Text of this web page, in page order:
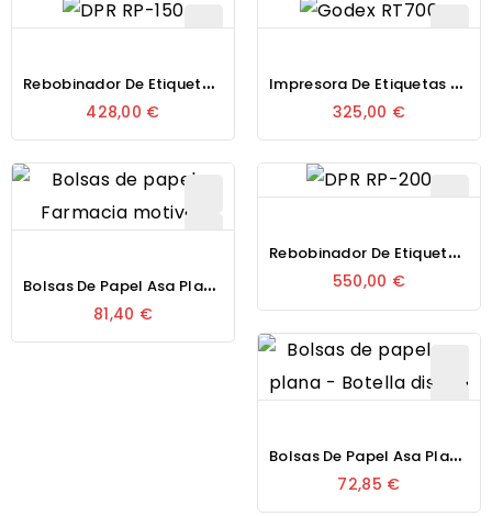
R
Ebobinador De Etiquetas Sobremesa DPR RP-150
428,00 €
I
Mpresora De Etiquetas Térmica Godex RT700
325,00 €
B
Olsas De Papel Asa Plana - Farmacia Diseño
81,40 €
R
Ebobinador De Etiquetas Sobremesa DPR RP-200
550,00 €
B
Olsas De Papel Asa Plana - Botella Diseño
72,85 €